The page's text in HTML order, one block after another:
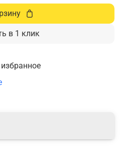
в 1 клик